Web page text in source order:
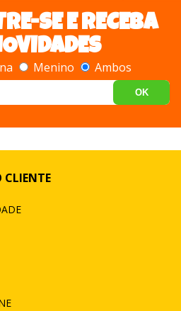
SE E RECEBA
Menino Ambos
OK